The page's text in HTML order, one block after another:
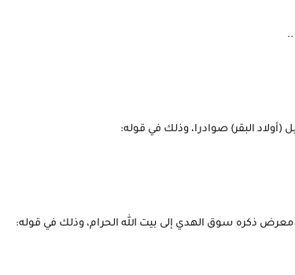
..
البقر) صوادرا، وذلك في قوله:
معرض ذكره سوق الهدي إلى بيت الله الحرام، وذلك في قوله: